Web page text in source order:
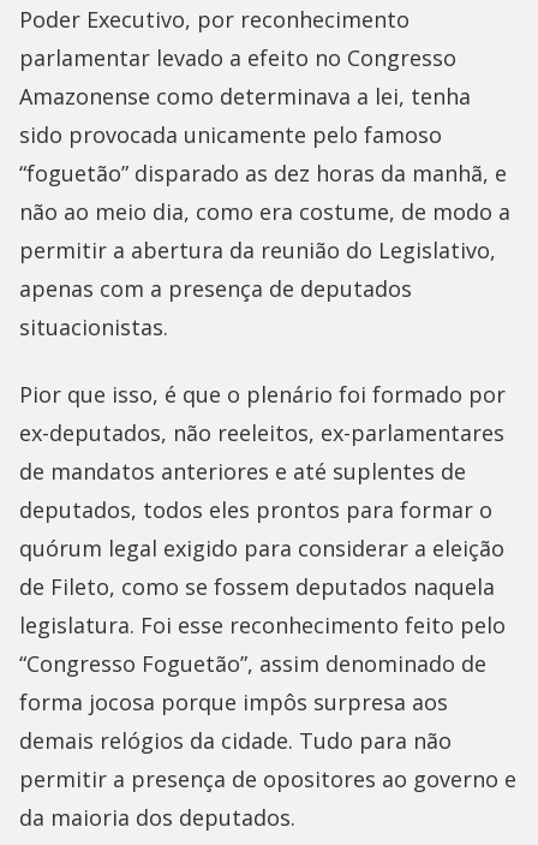
Poder Executivo, por reconhecimento
parlamentar levado a efeito no Congresso
Amazonense como determinava a lei, tenha
sido provocada unicamente pelo famoso
“foguetão” disparado as dez horas da manhã, e
não ao meio dia, como era costume, de modo a
permitir a abertura da reunião do Legislativo,
apenas com a presença de deputados
situacionistas.
Pior que isso, é que o plenário foi formado por
ex-deputados, não reeleitos, ex-parlamentares
de mandatos anteriores e até suplentes de
deputados, todos eles prontos para formar o
quórum legal exigido para considerar a eleição
de Fileto, como se fossem deputados naquela
legislatura. Foi esse reconhecimento feito pelo
“Congresso Foguetão”, assim denominado de
forma jocosa porque impôs surpresa aos
demais relógios da cidade. Tudo para não
permitir a presença de opositores ao governo e
da maioria dos deputados.